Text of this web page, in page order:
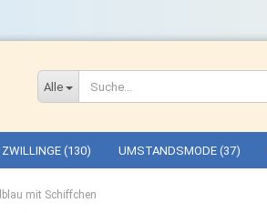
Alle
ZWILLINGE (130) UMSTANDSMODE (37)
mit Schiffchen